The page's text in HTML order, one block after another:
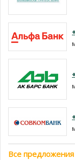
Все предложения